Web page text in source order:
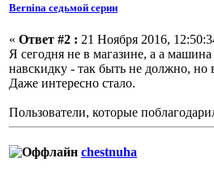
Bernina седьмой серии
« Ответ #2 : 21 Ноября 2016,
Я сегодня не в магазине, а а
навскидку - так быть не должно, но
Даже интересно стало.
Пользователи, которые
chestnuha